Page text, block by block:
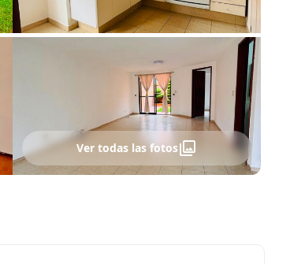
Ver todas las fotos